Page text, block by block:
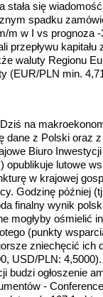
stała się
spadku
m w I vs prognoza
przepływu kapitału
waluty Regionu
(EUR/PLN min.
Dziś na
dane z Polski oraz
Biuro
opublikuje lutowe
w krajowej
Godzinę później
finalny wynik
mogłyby ośmielić
(punkty
zniechęcić ich
USD/PLN:
budzi ogłoszenie
-